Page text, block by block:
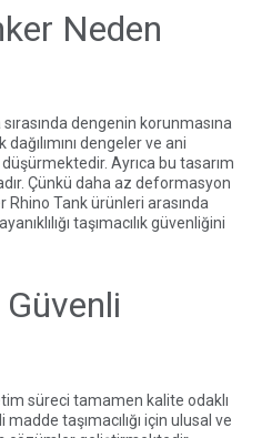
Neden
dengenin korunmasına
dağılımını dengeler ve ani
Ayrıca bu tasarım
Çünkü daha az deformasyon
Rhino Tank ürünleri arasında
taşımacılık güvenliğini
süreci tamamen kalite odaklı
taşımacılığı için ulusal ve